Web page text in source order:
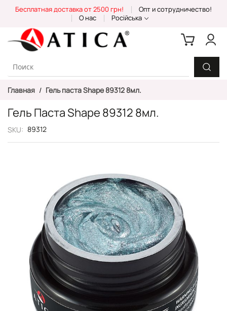
Content
Бесплатная доставка от 2500 грн!
Опт и сотрудничество!
О нас
Російська
Главная Гель паста Shape 89312 8мл.
Гель Паста Shape 89312 8мл.
SKU 89312
изображений